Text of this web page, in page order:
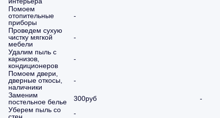
Помоем
отопительные
приборы
-
Проведем сухую
чистку мягкой
мебели
-
Удалим пыль с
карнизов,
кондиционеров
-
Помоем двери,
дверные откосы,
наличники
-
Заменим
постельное белье
300руб
-
Уберем пыль со
-